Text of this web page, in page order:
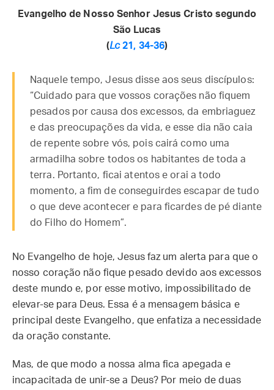
Evangelho de Nosso Senhor Jesus Cristo segundo
São Lucas
(Lc 21, 34-36)
Naquele tempo, Jesus disse aos seus discípulos:
“Cuidado para que vossos corações não fiquem
pesados por causa dos excessos, da embriaguez
e das preocupações da vida, e esse dia não caia
de repente sobre vós, pois cairá como uma
armadilha sobre todos os habitantes de toda a
terra. Portanto, ficai atentos e orai a todo
momento, a fim de conseguirdes escapar de tudo
o que deve acontecer e para ficardes de pé diante
do Filho do Homem”.
No Evangelho de hoje, Jesus faz um alerta para que o
nosso coração não fique pesado devido aos excessos
deste mundo e, por esse motivo, impossibilitado de
elevar-se para Deus. Essa é a mensagem básica e
principal deste Evangelho, que enfatiza a necessidade
da oração constante.
Mas, de que modo a nossa alma fica apegada e
incapacitada de unir-se a Deus? Por meio de duas